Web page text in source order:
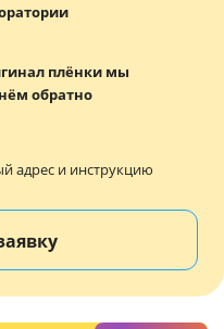
плёнки мы
обратно
адрес и инструкцию